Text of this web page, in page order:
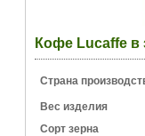
Кофе Lucaffe в
Страна
Вес изделия
Сорт зерна